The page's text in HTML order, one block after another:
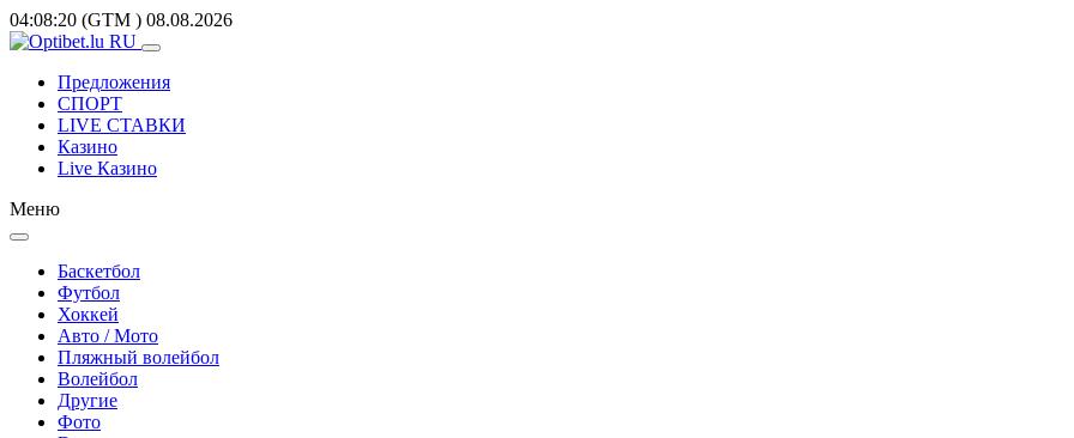
04:08:20 (GTM ) 08.08.2026
Предложения
СПОРТ
LIVE СТАВКИ
Казино
Live Казино
Меню
Баскетбол
Футбол
Хоккей
Авто / Мото
Пляжный волейбол
Волейбол
Другие
Фото